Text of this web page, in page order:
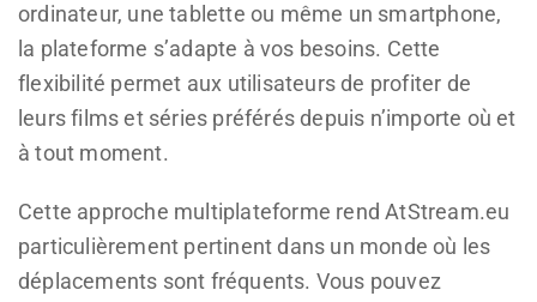
ordinateur, une tablette ou même un smartphone,
la plateforme s’adapte à vos besoins. Cette
flexibilité permet aux utilisateurs de profiter de
leurs films et séries préférés depuis n’importe où et
à tout moment.
Cette approche multiplateforme rend AtStream.eu
particulièrement pertinent dans un monde où les
déplacements sont fréquents. Vous pouvez